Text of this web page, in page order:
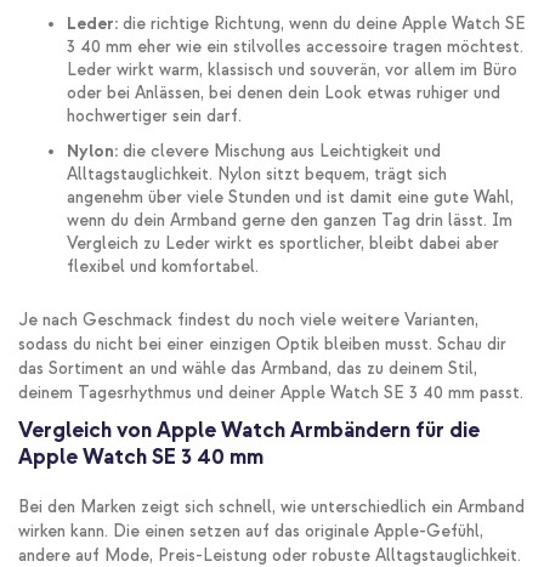
Leder: die richtige Richtung, wenn du deine Apple Watch SE
3 40 mm eher wie ein stilvolles accessoire tragen möchtest.
Leder wirkt warm, klassisch und souverän, vor allem im Büro
oder bei Anlässen, bei denen dein Look etwas ruhiger und
hochwertiger sein darf.
Nylon: die clevere Mischung aus Leichtigkeit und
Alltagstauglichkeit. Nylon sitzt bequem, trägt sich
angenehm über viele Stunden und ist damit eine gute Wahl,
wenn du dein Armband gerne den ganzen Tag drin lässt. Im
Vergleich zu Leder wirkt es sportlicher, bleibt dabei aber
flexibel und komfortabel.
Je nach Geschmack findest du noch viele weitere Varianten,
sodass du nicht bei einer einzigen Optik bleiben musst. Schau dir
das Sortiment an und wähle das Armband, das zu deinem Stil,
deinem Tagesrhythmus und deiner Apple Watch SE 3 40 mm passt.
Vergleich von Apple Watch Armbändern für die
Apple Watch SE 3 40 mm
Bei den Marken zeigt sich schnell, wie unterschiedlich ein Armband
wirken kann. Die einen setzen auf das originale Apple-Gefühl,
andere auf Mode, Preis-Leistung oder robuste Alltagstauglichkeit.